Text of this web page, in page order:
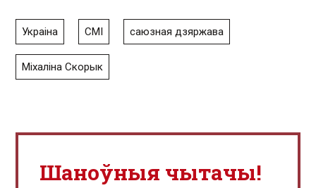
Украіна СМІ саюзная дзяржава
Міхаліна Скорык
Шаноўныя чытачы!